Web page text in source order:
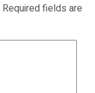
Required fields are